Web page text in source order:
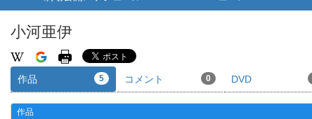
小河亜伊
作品 5 コメント 0 DVD
作品